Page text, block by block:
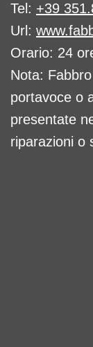
Tel: +39
Url:
Orario: 24
Nota:
portavoce o
presentate
riparazioni o